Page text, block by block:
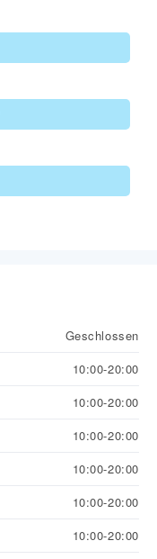
Geschlossen
10:00-20:00
10:00-20:00
10:00-20:00
10:00-20:00
10:00-20:00
10:00-20:00